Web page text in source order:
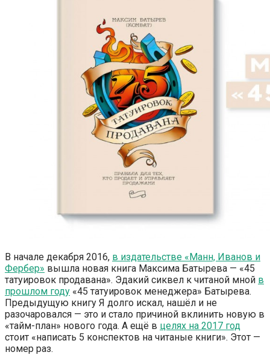
В начале декабря 2016, в издательстве «Манн, Иванов и
Фербер» вышла новая книга Максима Батырева — «45
татуировок продавана». Эдакий сиквел к читаной мной в
прошлом году «45 татуировок менеджера» Батырева.
Предыдущую книгу Я долго искал, нашёл и не
разочаровался — это и стало причиной вклинить новую в
«тайм-план» нового года. А ещё в целях на 2017 год
стоит «написать 5 конспектов на читаные книги». Этот —
номер раз.